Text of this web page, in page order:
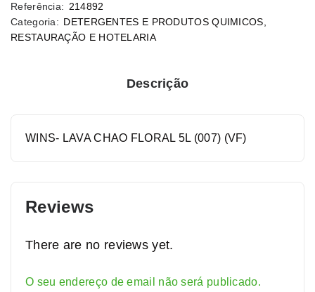
Referência: 214892
Categoria: DETERGENTES E PRODUTOS QUIMICOS
RESTAURAÇÃO E HOTELARIA
Descrição
WINS- LAVA CHAO FLORAL 5L (007) (VF)
Reviews
There are no reviews yet.
O seu endereço de email não será publicado.
Alternative: